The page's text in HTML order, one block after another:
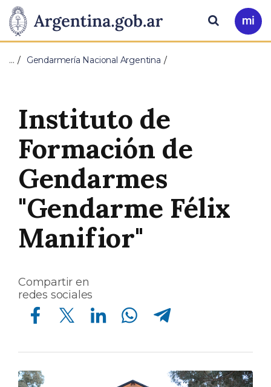
Presidencia
de
Nación
Pasar al contenido principal
Ir
a
Buscar
… Gendarmería Nacional Argentina
Instituto de
Formación de
Gendarmes
"Gendarme Félix
Manifior"
Compartir en
redes sociales
Compartir en Facebook Compartir en Twitter Compartir en Linkedin Compartir en Whatsapp Compartir en Telegram